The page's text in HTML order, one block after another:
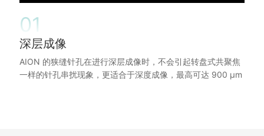
01
深层成像
AION 的狭缝针孔在进行深层成像时，不会引起转盘式共聚焦
一样的针孔串扰现象，更适合于深度成像，最高可达 900 μm